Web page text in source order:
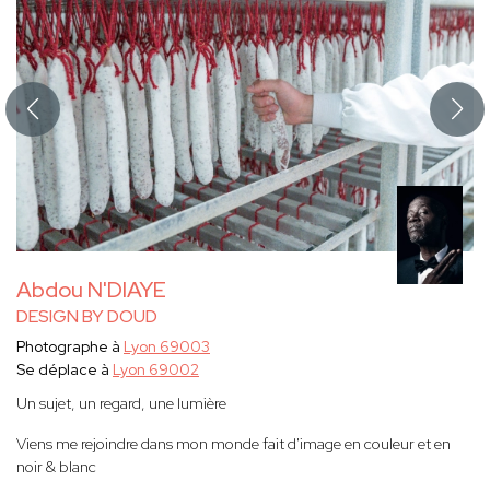
Abdou N'DIAYE
DESIGN BY DOUD
Photographe à Lyon 69003
Se déplace à Lyon 69002
Un sujet, un regard, une lumière
Viens me rejoindre dans mon monde fait d'image en couleur et en
noir & blanc